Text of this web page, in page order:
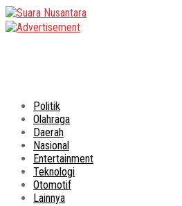
Politik
Olahraga
Daerah
Nasional
Entertainment
Teknologi
Otomotif
Lainnya